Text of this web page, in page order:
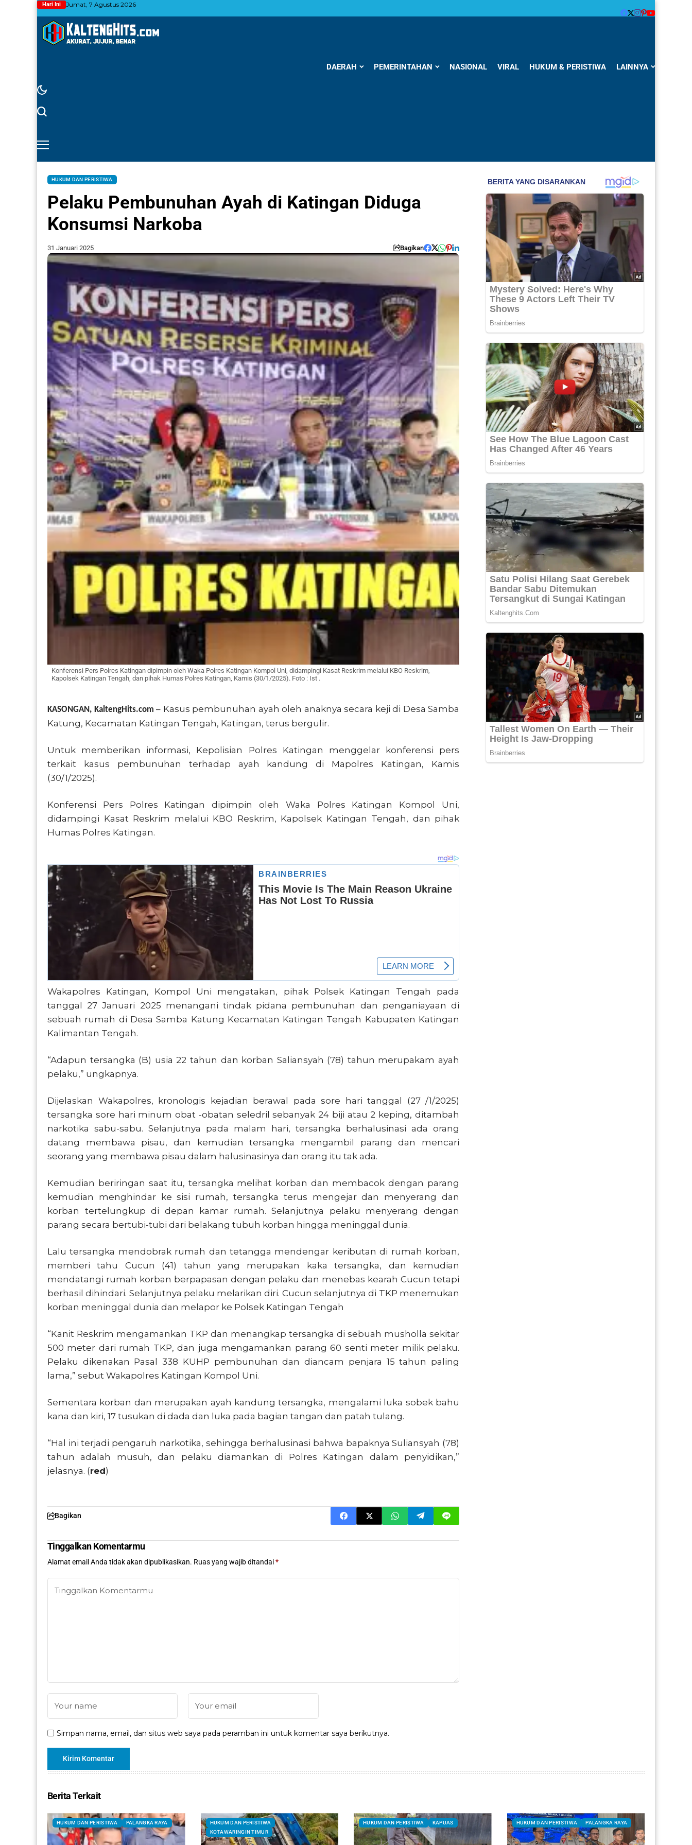
Hari Ini Jumat, 7 Agustus 2026
DAERAH PEMERINTAHAN NASIONAL VIRAL HUKUM & PERISTIWA LAINNYA
HUKUM DAN PERISTIWA
Pelaku Pembunuhan Ayah di Katingan Diduga
Konsumsi Narkoba
31 Januari 2025 Bagikan
Konferensi Pers Polres Katingan dipimpin oleh Waka Polres Katingan Kompol Uni, didampingi Kasat Reskrim melalui KBO Reskrim,
Kapolsek Katingan Tengah, dan pihak Humas Polres Katingan, Kamis (30/1/2025). Foto : Ist .
KASONGAN, KaltengHits.com – Kasus pembunuhan ayah oleh anaknya secara keji di Desa Samba
Katung, Kecamatan Katingan Tengah, Katingan, terus bergulir.
Untuk memberikan informasi, Kepolisian Polres Katingan menggelar konferensi pers
terkait kasus pembunuhan terhadap ayah kandung di Mapolres Katingan, Kamis
(30/1/2025).
Konferensi Pers Polres Katingan dipimpin oleh Waka Polres Katingan Kompol Uni,
didampingi Kasat Reskrim melalui KBO Reskrim, Kapolsek Katingan Tengah, dan pihak
Humas Polres Katingan.
Wakapolres Katingan, Kompol Uni mengatakan, pihak Polsek Katingan Tengah pada
tanggal 27 Januari 2025 menangani tindak pidana pembunuhan dan penganiayaan di
sebuah rumah di Desa Samba Katung Kecamatan Katingan Tengah Kabupaten Katingan
Kalimantan Tengah.
“Adapun tersangka (B) usia 22 tahun dan korban Saliansyah (78) tahun merupakam ayah
pelaku,” ungkapnya.
Dijelaskan Wakapolres, kronologis kejadian berawal pada sore hari tanggal (27 /1/2025)
tersangka sore hari minum obat -obatan seledril sebanyak 24 biji atau 2 keping, ditambah
narkotika sabu-sabu. Selanjutnya pada malam hari, tersangka berhalusinasi ada orang
datang membawa pisau, dan kemudian tersangka mengambil parang dan mencari
seorang yang membawa pisau dalam halusinasinya dan orang itu tak ada.
Kemudian beriringan saat itu, tersangka melihat korban dan membacok dengan parang
kemudian menghindar ke sisi rumah, tersangka terus mengejar dan menyerang dan
korban tertelungkup di depan kamar rumah. Selanjutnya pelaku menyerang dengan
parang secara bertubi-tubi dari belakang tubuh korban hingga meninggal dunia.
Lalu tersangka mendobrak rumah dan tetangga mendengar keributan di rumah korban,
memberi tahu Cucun (41) tahun yang merupakan kaka tersangka, dan kemudian
mendatangi rumah korban berpapasan dengan pelaku dan menebas kearah Cucun tetapi
berhasil dihindari. Selanjutnya pelaku melarikan diri. Cucun selanjutnya di TKP menemukan
korban meninggal dunia dan melapor ke Polsek Katingan Tengah
“Kanit Reskrim mengamankan TKP dan menangkap tersangka di sebuah musholla sekitar
500 meter dari rumah TKP, dan juga mengamankan parang 60 senti meter milik pelaku.
Pelaku dikenakan Pasal 338 KUHP pembunuhan dan diancam penjara 15 tahun paling
lama,” sebut Wakapolres Katingan Kompol Uni.
Sementara korban dan merupakan ayah kandung tersangka, mengalami luka sobek bahu
kana dan kiri, 17 tusukan di dada dan luka pada bagian tangan dan patah tulang.
“Hal ini terjadi pengaruh narkotika, sehingga berhalusinasi bahwa bapaknya Suliansyah (78)
tahun adalah musuh, dan pelaku diamankan di Polres Katingan dalam penyidikan,”
jelasnya. (red)
Bagikan
Tinggalkan Komentarmu
Alamat email Anda tidak akan dipublikasikan. Ruas yang wajib ditandai*
Simpan nama, email, dan situs web saya pada peramban ini untuk komentar saya berikutnya.
Berita Terkait
HUKUM DAN PERISTIWA PALANGKA RAYA
HUKUM DAN PERISTIWA
KOTAWARINGIN TIMUR
HUKUM DAN PERISTIWA KAPUAS HUKUM DAN PERISTIWA PALANGKA RAYA